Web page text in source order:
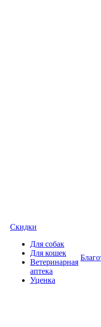
Скидки
Для собак
Для кошек
Ветеринарная
аптека
Уценка